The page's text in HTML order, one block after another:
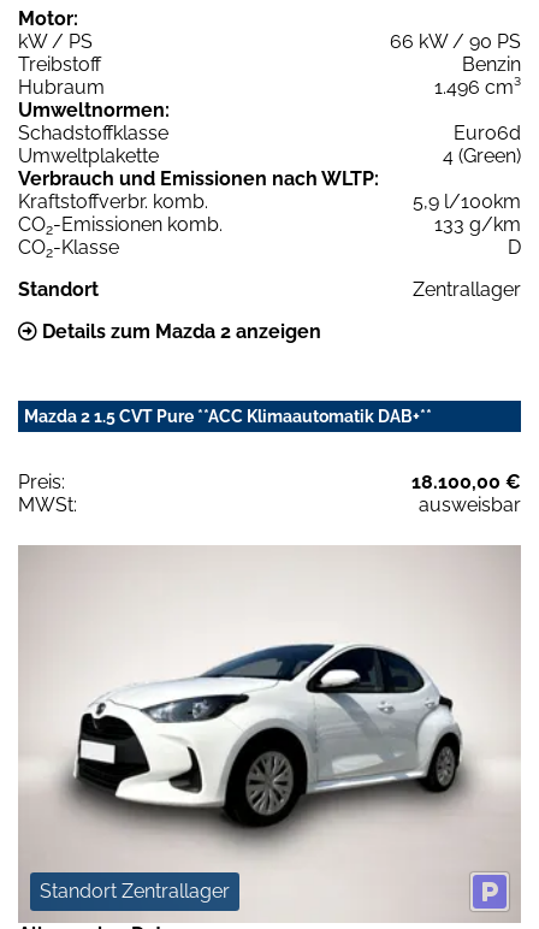
Motor:
kW / PS
66 kW / 90 PS
Treibstoff
Benzin
Hubraum
1.496 cm³
Umweltnormen:
Schadstoffklasse
Euro6d
Umweltplakette
4 (Green)
Verbrauch und Emissionen nach WLTP:
Kraftstoffverbr. komb.
5,9 l/100km
CO2-Emissionen komb.
133 g/km
CO2-Klasse
D
Standort
Zentrallager
Details zum Mazda 2 anzeigen
Mazda 2 1.5 CVT Pure **ACC Klimaautomatik DAB+**
Preis:
18.100,00 €
MWSt:
ausweisbar
Standort Zentrallager